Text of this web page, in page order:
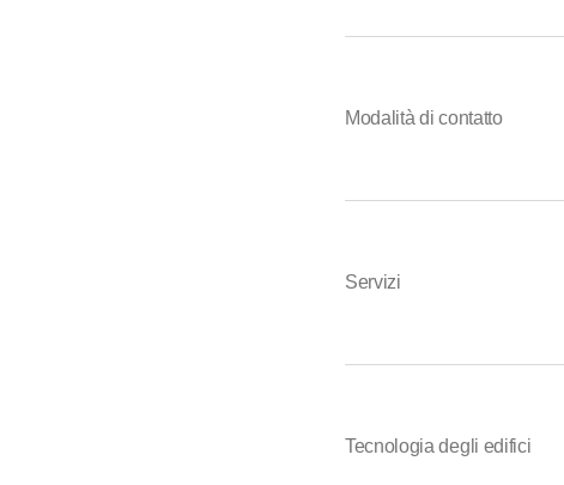
Modalità di contatto
Servizi
Tecnologia degli edifici